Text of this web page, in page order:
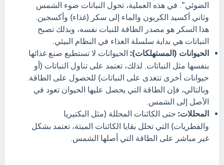
الضوئي". في هذه العملية، تحول النباتات ضوء الشمس
وثاني أكسيد الكربون والماء إلى سكر (غذاء) وأكسجين.
هذا السكر هو مصدر الطاقة للنبات نفسه، وبذلك تصبح
النباتات هي بداية سلسلة الغذاء في النظام البيئي.
الحيوانات (المستهلكات): الحيوانات لا تستطيع صنع غذائها
بنفسها مثل النباتات. لذلك، تعتمد على تناول النباتات (أو
حيوانات أخرى تتغذى على النباتات) للحصول على الطاقة.
وبالتالي، فإن الطاقة التي يحصل عليها الحيوان تعود في
الأصل إلى الشمس.
المحللات: حتى الكائنات المحللة (مثل البكتيريا
والفطريات) التي تحلل بقايا الكائنات الميتة، تعتمد بشكل
غير مباشر على الطاقة التي أصلها الشمس.